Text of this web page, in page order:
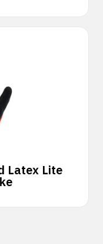
Latex Lite